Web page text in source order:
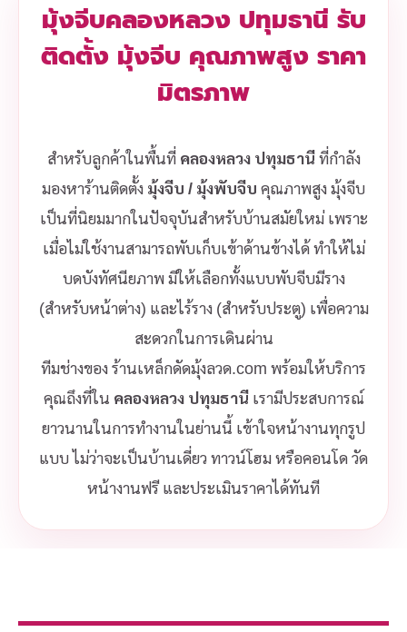
มุ้งจีบคลองหลวง ปทุมธานี รับ
ติดตั้ง มุ้งจีบ คุณภาพสูง ราคา
มิตรภาพ
สำหรับลูกค้าในพื้นที่ คลองหลวง ปทุมธานีที่กำลัง
มองหาร้านติดตั้ง มุ้งจีบ / มุ้งพับจีบ คุณภาพสูง มุ้งจีบ
เป็นที่นิยมมากในปัจจุบันสำหรับบ้านสมัยใหม่ เพราะ
เมื่อไม่ใช้งานสามารถพับเก็บเข้าด้านข้างได้ ทำให้ไม่
บดบังทัศนียภาพ มีให้เลือกทั้งแบบพับจีบมีราง
(สำหรับหน้าต่าง) และไร้ราง (สำหรับประตู) เพื่อความ
สะดวกในการเดินผ่าน
ทีมช่างของ ร้านเหล็กดัดมุ้งลวด.com พร้อมให้บริการ
คุณถึงที่ใน คลองหลวง ปทุมธานีเรามีประสบการณ์
ยาวนานในการทำงานในย่านนี้ เข้าใจหน้างานทุกรูป
แบบ ไม่ว่าจะเป็นบ้านเดี่ยว ทาวน์โฮม หรือคอนโด วัด
หน้างานฟรี และประเมินราคาได้ทันที